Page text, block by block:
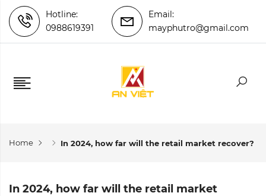
Hotline:
0988619391
Email:
mayphutro@gmail.com
Home In 2024, how far will the retail market recover?
In 2024, how far will the retail market